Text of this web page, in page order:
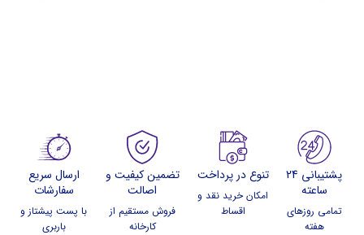
پشتیبانی 24
ساعته
تمامی روزهای
هفته
تنوع در پرداخت
امکان خرید نقد و
اقساط
تضمین کیفیت و
اصالت
فروش مستقیم از
کارخانه
ارسال سریع
سفارشات
با پست پیشتاز و
باربری